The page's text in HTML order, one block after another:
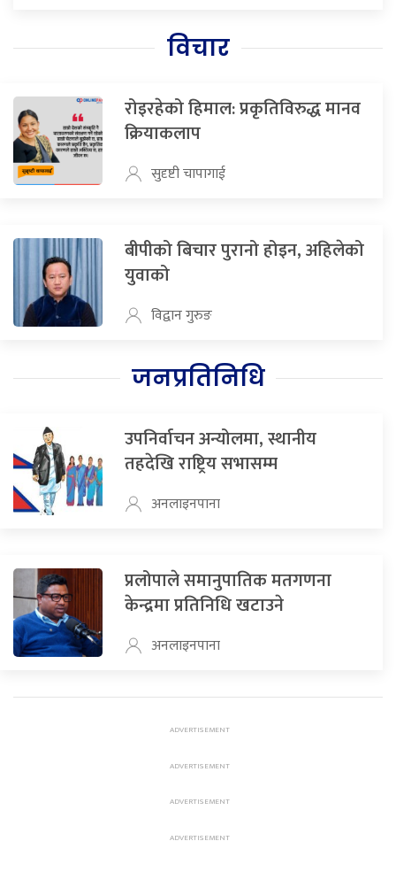
विचार
रोइरहेको हिमाल: प्रकृतिविरुद्ध मानव
क्रियाकलाप
सुदृष्टी चापागाई
बीपीको बिचार पुरानो होइन, अहिलेको
युवाको
विद्वान गुरुङ
जनप्रतिनिधि
उपनिर्वाचन अन्योलमा, स्थानीय
तहदेखि राष्ट्रिय सभासम्म
अनलाइनपाना
प्रलोपाले समानुपातिक मतगणना
केन्द्रमा प्रतिनिधि खटाउने
अनलाइनपाना